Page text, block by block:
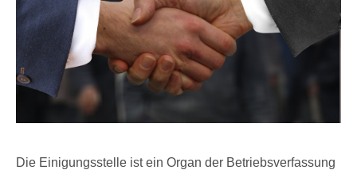
Die Einigungsstelle ist ein Organ der Betriebsverfassung